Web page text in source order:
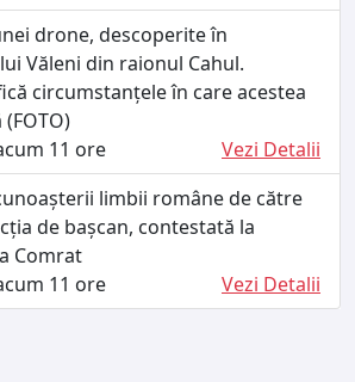
drone, descoperite în
Văleni din raionul Cahul.
circumstanțele în care acestea
11 ore
Vezi Detalii
limbii române de către
de bașcan, contestată la
Comrat
11 ore Vezi Detalii